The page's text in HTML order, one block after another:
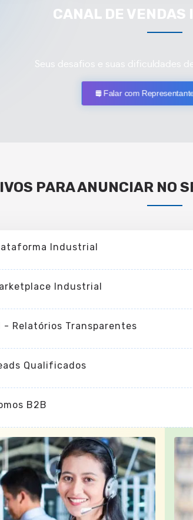
CANAL DE VENDAS
Seus desafios e suas dificuldades
Falar com
PARA ANUNCIAR NO
Industrial
Industrial
- Relatórios Transparentes
Qualificados
B2B